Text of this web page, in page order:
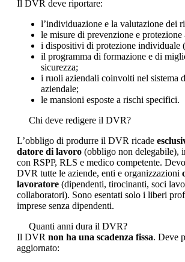
Il DVR deve riportare:
l’individuazione e la valutazione dei
le misure di prevenzione e protezione
i dispositivi di protezione individuale
il programma di formazione e di
sicurezza;
i ruoli aziendali coinvolti nel sistema
aziendale;
le mansioni esposte a rischi specifici.
Chi deve redigere il DVR?
L’obbligo di produrre il DVR ricade
datore di lavoro (obbligo non delegabile),
con RSPP, RLS e medico competente.
DVR tutte le aziende, enti e organizzazioni
lavoratore (dipendenti, tirocinanti, soci
collaboratori). Sono esentati solo i liberi
imprese senza dipendenti.
Quanti anni dura il DVR?
Il DVR non ha una scadenza fissa. Deve
aggiornato: